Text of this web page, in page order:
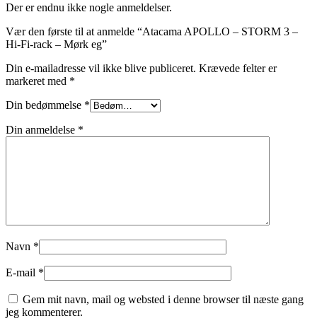
Der er endnu ikke nogle anmeldelser.
Vær den første til at anmelde “Atacama APOLLO – STORM 3 –
Hi-Fi-rack – Mørk eg”
Din e-mailadresse vil ikke blive publiceret. Krævede felter er
markeret med *
Din bedømmelse *
Din anmeldelse *
Navn *
E-mail *
Gem mit navn, mail og websted i denne browser til næste gang
jeg kommenterer.